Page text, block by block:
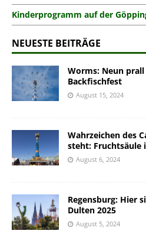
Kinderprogramm auf der
NEUESTE BEITRÄGE
Worms: Neun
Backfischfest
August 15, 2024
Wahrzeichen des
steht: Fruchtsäule
August 6, 2024
Regensburg: Hier
Dulten 2025
August 5, 2024